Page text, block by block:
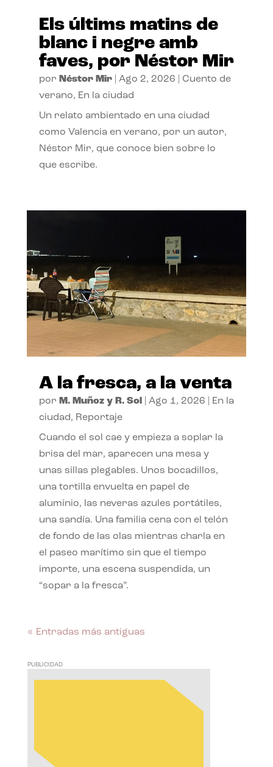
Els últims matins de
blanc i negre amb
faves, por Néstor Mir
por Néstor Mir| Ago 2, 2026
Cuento de
verano, En la ciudad
Un relato ambientado en una ciudad
como Valencia en verano, por un autor,
Néstor Mir, que conoce bien sobre lo
que escribe.
A la fresca, a la venta
por M. Muñoz y R. Sol Ago 1, 2026
En la
ciudad, Reportaje
Cuando el sol cae y empieza a soplar la
brisa del mar, aparecen una mesa y
unas sillas plegables. Unos bocadillos,
una tortilla envuelta en papel de
aluminio, las neveras azules portátiles,
una sandía. Una familia cena con el telón
de fondo de las olas mientras charla en
el paseo marítimo sin que el tiempo
importe, una escena suspendida, un
“sopar a la fresca”.
« Entradas más antiguas
PUBLICIDAD